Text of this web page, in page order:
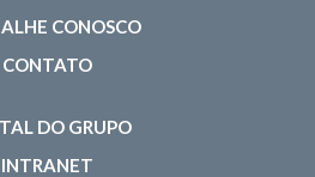
CONOSCO
CONTATO
DO GRUPO
INTRANET